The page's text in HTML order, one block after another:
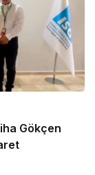
Gökçen